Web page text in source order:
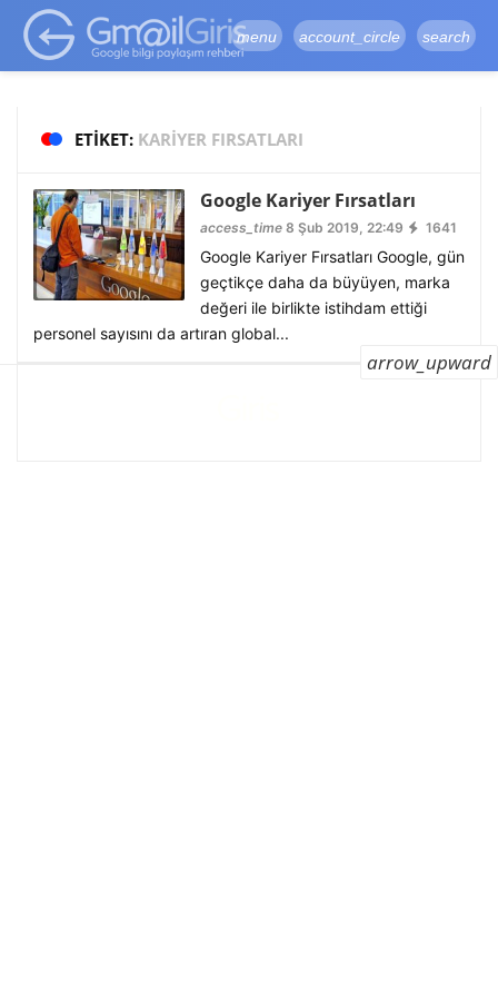
google-site-
verification=vqSI0upH550kabR5X8xpjMYieaXmuBueYgCJBW3uetM
menu account_circle search
ETIKET: KARIYER FIRSATLARI
Google Kariyer Fırsatları
access_time8 Şub 2019, 22:49 1641
Google Kariyer Fırsatları Google, gün
geçtikçe daha da büyüyen, marka
değeri ile birlikte istihdam ettiği
personel sayısını da artıran global...
arrow_upward